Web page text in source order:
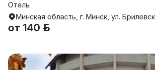
Отель
Минская область, г. Минск, ул.
от 140 р.